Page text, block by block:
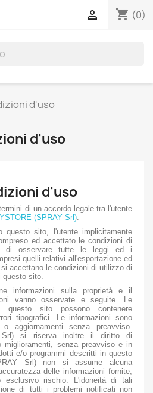
shopping_cart (0)

d'uso
d'uso
d'uso
di un accordo legale tra l'utente
(SPRAY Srl).
questo sito, l'utente implicitamente
ed accettato le condizioni di
di osservare tutte le leggi ed i
quelli relativi all'esportazione ed
accettano le condizioni di utilizzo di
questo sito.
informazioni sulla proprietà e il
vanno osservate e seguite. Le
questo sito possono contenere
tipografici. Le informazioni sono
aggiornamenti senza preavviso.
Srl) si riserva inoltre il diritto di
miglioramenti, senza preavviso e in
e/o programmi descritti in questo
Srl) non si assume alcuna
delle informazioni fornite,
rischio. L'idoneità di tali
di tutti i problemi notificati non